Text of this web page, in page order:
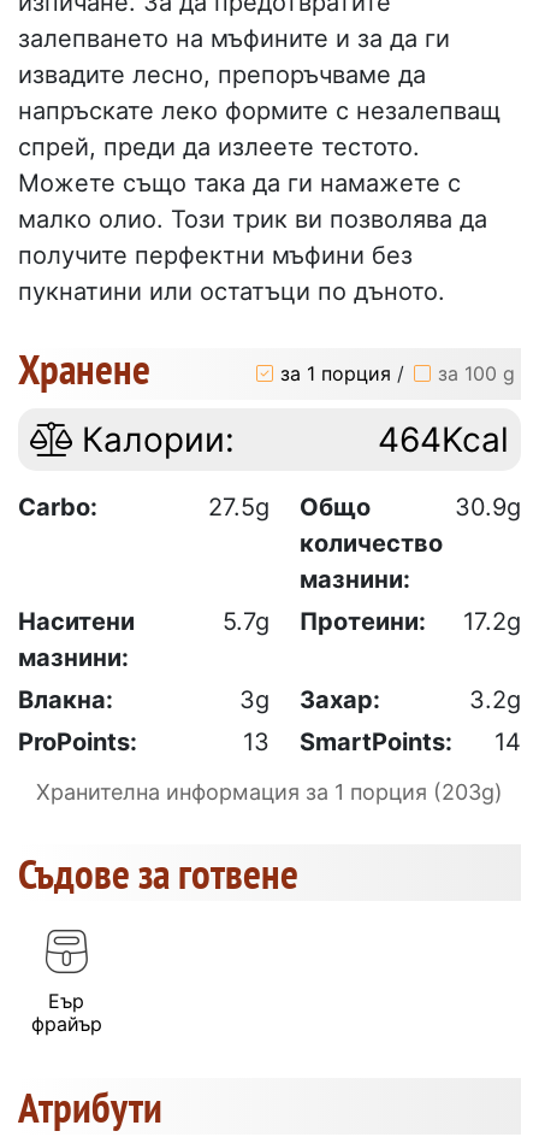
залепването на мъфините и за да ги
извадите лесно, препоръчваме да
напръскате леко формите с незалепващ
спрей, преди да излеете тестото.
Можете също така да ги намажете с
малко олио. Този трик ви позволява да
получите перфектни мъфини без
пукнатини или остатъци по дъното.
Хранене за 1 порция / за 100 g
Калории: 464Kcal
Carbo: 27.5g
Общо
количество
мазнини:
30.9g
Наситени
мазнини:
5.7g Протеини: 17.2g
Влакна: 3g Захар:
3.2g
ProPoints:
13 SmartPoints: 14
Хранителна информация за 1 порция (203g)
Съдове за готвене
Еър
фрайър
Атрибути